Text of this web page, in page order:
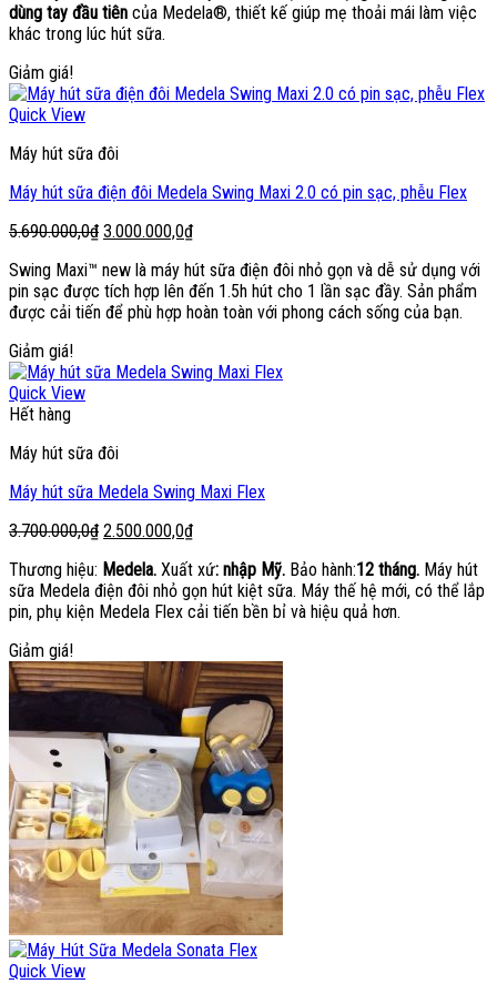
9.000.000,0₫.là:
dùng tay đầu tiên của Medela®, thiết kế giúp mẹ thoải mái làm việc
khác trong lúc hút sữa.
Giảm giá!
Quick View
Máy hút sữa đôi
Máy hút sữa điện đôi Medela Swing Maxi 2.0 có pin sạc, phễu Flex
5.690.000,0₫ Giá
là:
5.690.000,0₫.
3.000.000,0₫Giá
tại
là:
3.000.000,0₫.
Swing Maxi™ new là máy hút sữa điện đôi nhỏ gọn và dễ sử dụng với
pin sạc được tích hợp lên đến 1.5h hút cho 1 lần sạc đầy. Sản phẩm
được cải tiến để phù hợp hoàn toàn với phong cách sống của bạn.
Giảm giá!
Quick View
Hết hàng
Máy hút sữa đôi
Máy hút sữa Medela Swing Maxi Flex
3.700.000,0₫ Giá
là:
3.700.000,0₫.
2.500.000,0₫Giá
tại
là:
2.500.000,0₫.
Thương hiệu: Medela. Xuất xứ: nhập Mỹ. Bảo hành:12 tháng. Máy hút
sữa Medela điện đôi nhỏ gọn hút kiệt sữa. Máy thế hệ mới, có thể lắp
pin, phụ kiện Medela Flex cải tiến bền bỉ và hiệu quả hơn.
Giảm giá!
Quick View